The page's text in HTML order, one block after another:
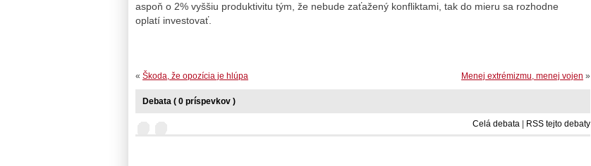
aspoň o 2% vyššiu produktivitu tým, že nebude zaťažený konfliktami, tak do mieru sa rozhodne
oplatí investovať.
Menej extrémizmu, menej vojen »
« Škoda, že opozícia je hlúpa
Debata ( 0 príspevkov )
Celá debata RSS tejto debaty